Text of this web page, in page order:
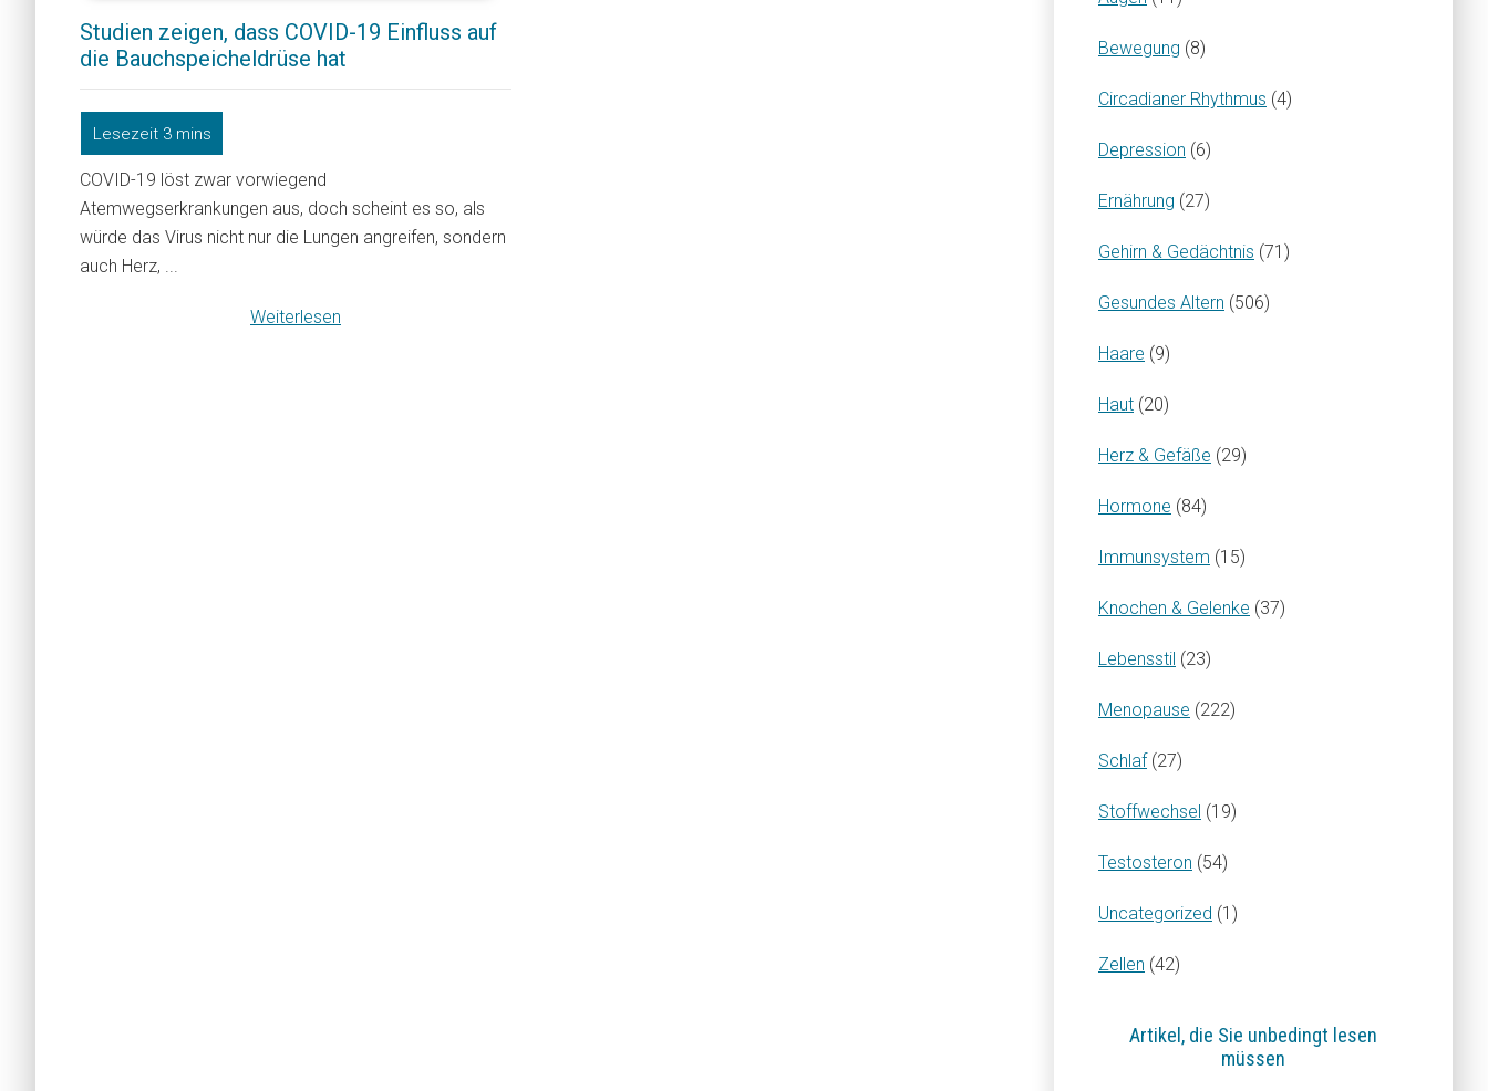
Studien zeigen, dass COVID-19 Einfluss auf
die Bauchspeicheldrüse hat
COVID-19 löst zwar vorwiegend
Atemwegserkrankungen aus, doch scheint es so, als
würde das Virus nicht nur die Lungen angreifen, sondern
auch Herz, ...
Weiterlesen
Bewegung (8)
Circadianer Rhythmus (4)
Depression (6)
Ernährung (27)
Gehirn & Gedächtnis (71)
Gesundes Altern (506)
Haare (9)
Haut (20)
Herz & Gefäße (29)
Hormone (84)
Immunsystem (15)
Knochen & Gelenke (37)
Lebensstil (23)
Menopause (222)
Schlaf(27)
Stoffwechsel (19)
Testosteron (54)
Uncategorized (1)
Zellen (42)
Artikel, die Sie unbedingt lesen
müssen